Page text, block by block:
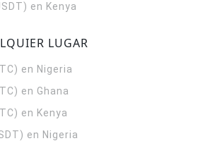
en Kenya
LUGAR
en Nigeria
en Ghana
en Kenya
en Nigeria